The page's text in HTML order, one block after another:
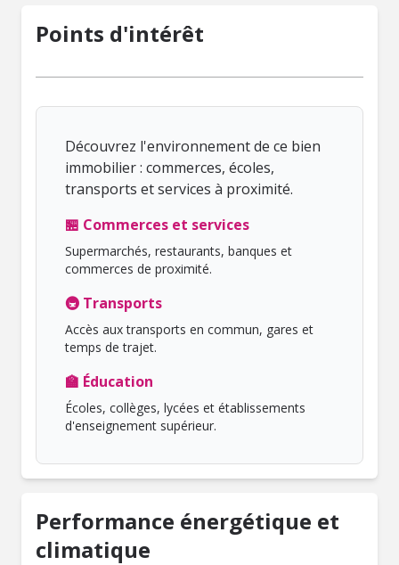
Points d'intérêt
Découvrez l'environnement de ce bien
immobilier : commerces, écoles,
transports et services à proximité.
🏪 Commerces et services
Supermarchés, restaurants, banques et
commerces de proximité.
🚇 Transports
Accès aux transports en commun, gares et
temps de trajet.
🏫 Éducation
Écoles, collèges, lycées et établissements
d'enseignement supérieur.
Performance énergétique et
climatique